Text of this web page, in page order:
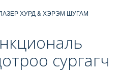
ХУРД & ХЭРЭМ ШУГАМ
сургагч